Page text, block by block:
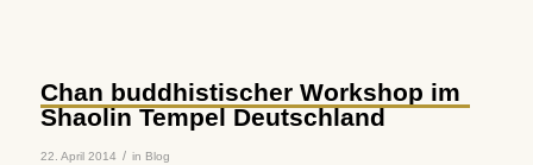
Chan buddhistischer Workshop im
Shaolin Tempel Deutschland
22. April 2014 / in Blog